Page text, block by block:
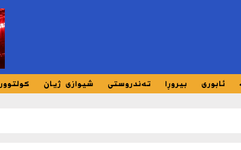
ئابوری بیروڕا تەندروستی شیوازی ژیان کولتوور